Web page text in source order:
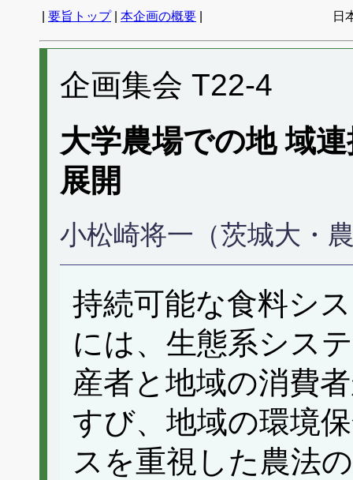
要旨トップ| 本企画の概要 日
企画集会 T22-4
大学農場での地 域
展開
小松崎将一（茨城大・
持続可能な食料シ
には、生態系シス
産者と地域の消費
すび、地域の環境
スを重視した農法